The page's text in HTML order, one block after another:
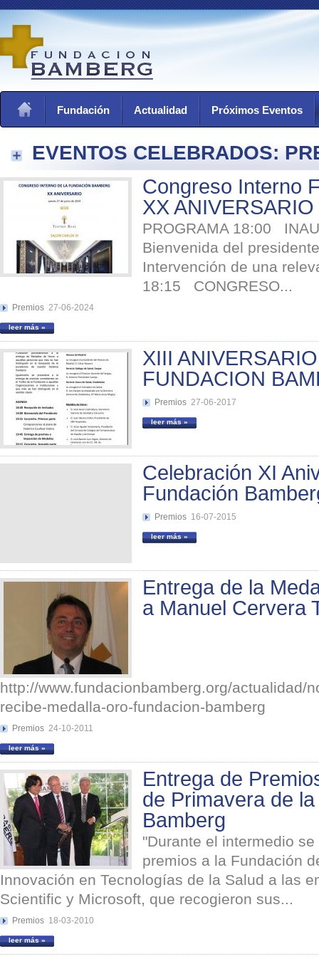
Fundación Actualidad Próximos Eventos
EVENTOS CELEBRADOS:
Congreso Interno
XX
PROGRAMA 18:00
Bienvenida del
Intervención de una
18:15 CONGRESO...
Premios 27-06-2024
leer más »
XIII
FUNDACION
Premios 27-06-2017
leer más »
Celebración XI
Fundación
Premios 16-07-2015
leer más »
Entrega de la
a Manuel Cervera
http://www.fundacionbamberg.org/actualidad/
recibe-medalla-oro-fundacion-bamberg
Premios 24-10-2011
leer más »
Entrega de
de Primavera de
Bamberg
"Durante el intermedio
premios a la Fundación
Innovación en Tecnologías de la Salud a las
Scientific y Microsoft, que recogieron sus...
Premios 18-03-2010
leer más »